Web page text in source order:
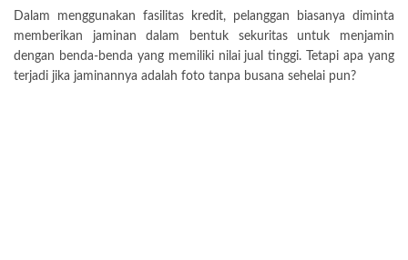
Dalam menggunakan fasilitas kredit, pelanggan biasanya diminta
memberikan jaminan dalam bentuk sekuritas untuk menjamin
dengan benda-benda yang memiliki nilai jual tinggi. Tetapi apa yang
terjadi jika jaminannya adalah foto tanpa busana sehelai pun?